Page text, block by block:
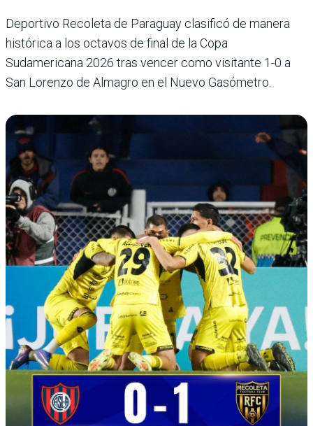
Deportivo Recoleta de Paraguay clasificó de manera
histórica a los octavos de final de la Copa
Sudamericana 2026 tras vencer como visitante 1-0 a
San Lorenzo de Almagro en el Nuevo Gasómetro.